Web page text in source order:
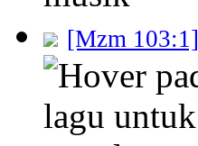
[Mzm 103:1]